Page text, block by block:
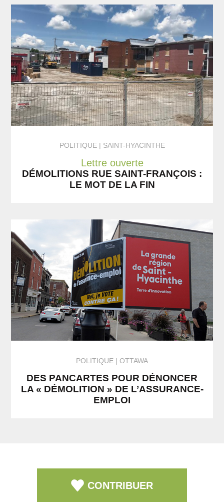
POLITIQUE SAINT-HYACINTHE
Lettre ouverte
DÉMOLITIONS RUE SAINT-FRANÇOIS :
LE MOT DE LA FIN
POLITIQUE OTTAWA
DES PANCARTES POUR DÉNONCER
LA « DÉMOLITION » DE L’ASSURANCE-
EMPLOI
CONTRIBUER